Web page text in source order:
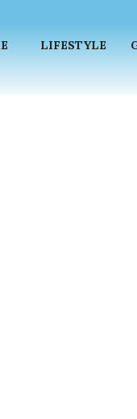
LIFESTYLE